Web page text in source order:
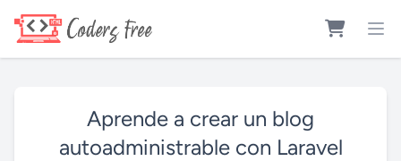
Aprende a crear un blog
autoadministrable con Laravel